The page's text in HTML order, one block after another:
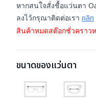
หากสนใจสั่งชื้อแว่นตา
ลงไว้กรุณาติดต่อเรา คลิก
สินค้าหมดสต๊อกชั่วคราว
ขนาดของแว่นตา